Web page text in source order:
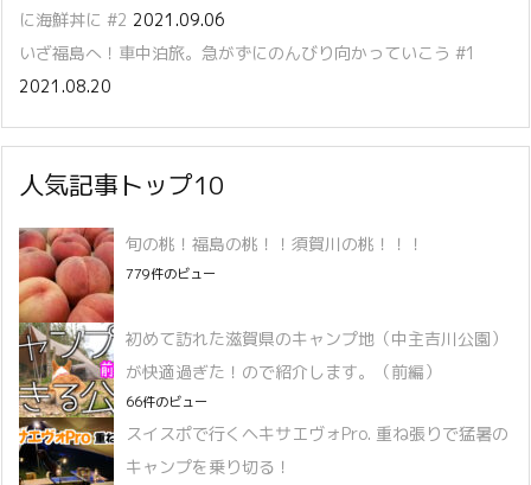
に海鮮丼に #2 2021.09.06
いざ福島へ！車中泊旅。急がずにのんびり向かっていこう #1
2021.08.20
人気記事トップ10
旬の桃！福島の桃！！須賀川の桃！！！
779件のビュー
初めて訪れた滋賀県のキャンプ地（中主吉川公園）
が快適過ぎた！ので紹介します。（前編）
66件のビュー
スイスポで行くヘキサエヴォPro. 重ね張りで猛暑の
キャンプを乗り切る！